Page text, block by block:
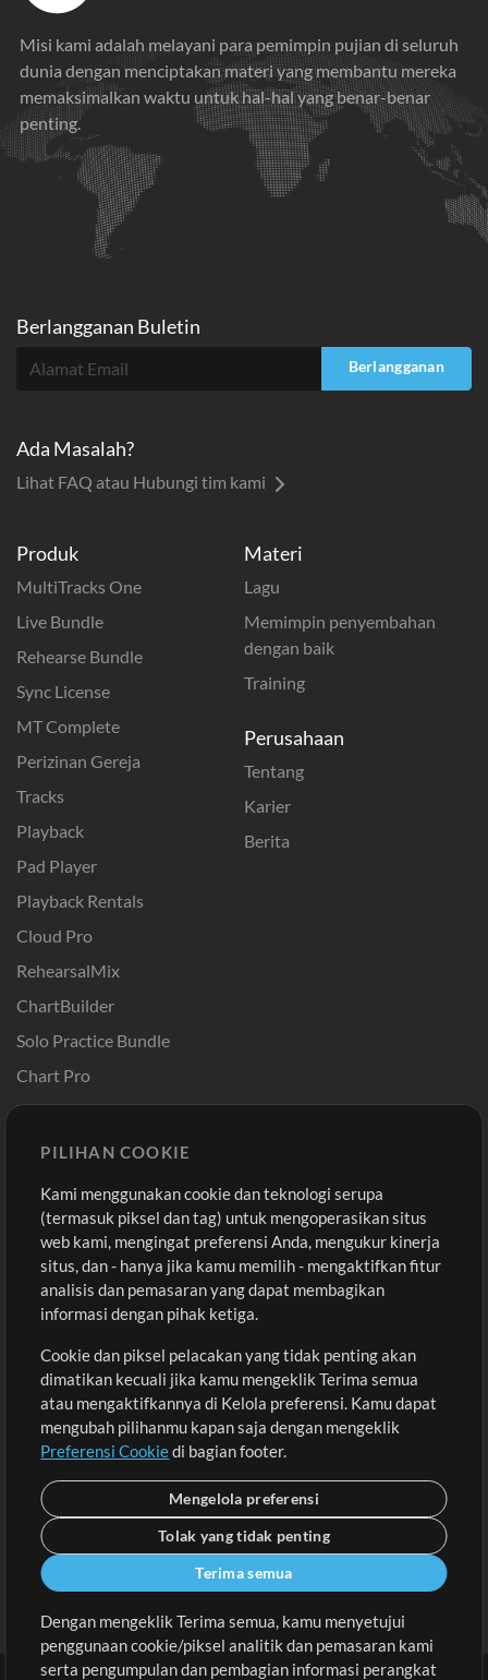
Misi kami adalah melayani para pemimpin pujian di seluruh
dunia dengan menciptakan materi yang membantu mereka
memaksimalkan waktu untuk hal-hal yang benar-benar
penting.
Produk
MultiTracks One
Live Bundle
Rehearse Bundle
Sync License
MT Complete
Perizinan Gereja
Tracks
Playback
Pad Player
Playback Rentals
Cloud Pro
RehearsalMix
ChartBuilder
Solo Practice Bundle
Chart Pro
Template ProPresenter
Sound
Materi
Lagu
Memimpin penyembahan
dengan baik
Training
Perusahaan
Tentang
Karier
Berita
Pembelian
Beli Kredit
Konten Gratis
Permintaan Lagu
Lain-lain
Sesi
Kirimkan musik kamu
Playlist
MT Conference
Akun
Masuk
Daftar
Lihat Keranjang
Berlangganan Buletin
Berlangganan
Ada Masalah?
Lihat FAQ atau Hubungi tim kami
PILIHAN COOKIE
Kami menggunakan cookie dan teknologi serupa
(termasuk piksel dan tag) untuk mengoperasikan situs
web kami, mengingat preferensi Anda, mengukur kinerja
situs, dan - hanya jika kamu memilih - mengaktifkan fitur
analisis dan pemasaran yang dapat membagikan
informasi dengan pihak ketiga.
Cookie dan piksel pelacakan yang tidak penting akan
dimatikan kecuali jika kamu mengeklik Terima semua
atau mengaktifkannya di Kelola preferensi. Kamu dapat
mengubah pilihanmu kapan saja dengan mengeklik
Preferensi Cookiedi bagian footer.
Mengelola preferensi
Tolak yang tidak penting
Terima semua
Dengan mengeklik Terima semua, kamu menyetujui
penggunaan cookie/piksel analitik dan pemasaran kami
serta pengumpulan dan pembagian informasi perangkat